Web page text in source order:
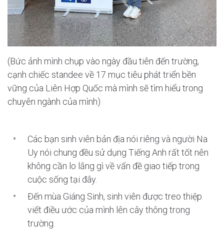
(Bức ảnh mình chụp vào ngày đầu tiên đến trường,
cạnh chiếc standee về 17 mục tiêu phát triển bền
vững của Liên Hợp Quốc mà mình sẽ tìm hiểu trong
chuyên ngành của mình)
Các bạn sinh viên bản địa nói riêng và người Na
Uy nói chung đều sử dụng Tiếng Anh rất tốt nên
không cần lo lắng gì về vấn đề giao tiếp trong
cuộc sống tại đây.
Đến mùa Giáng Sinh, sinh viên được treo thiệp
viết điều ước của mình lên cây thông trong
trường.